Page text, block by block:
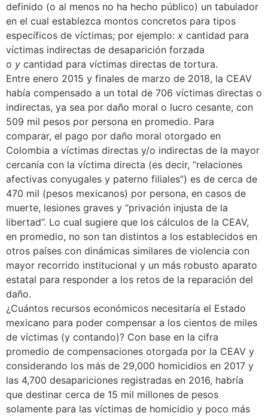
definido (o al menos no ha hecho público) un tabulador
en el cual establezca montos concretos para tipos
específicos de víctimas; por ejemplo: x cantidad para
víctimas indirectas de desaparición forzada
o y cantidad para víctimas directas de tortura.
Entre enero 2015 y finales de marzo de 2018, la CEAV
había compensado a un total de 706 víctimas directas o
indirectas, ya sea por daño moral o lucro cesante, con
509 mil pesos por persona en promedio. Para
comparar, el pago por daño moral otorgado en
Colombia a víctimas directas y/o indirectas de la mayor
cercanía con la víctima directa (es decir, “relaciones
afectivas conyugales y paterno filiales”) es de cerca de
470 mil (pesos mexicanos) por persona, en casos de
muerte, lesiones graves y “privación injusta de la
libertad”. Lo cual sugiere que los cálculos de la CEAV,
en promedio, no son tan distintos a los establecidos en
otros países con dinámicas similares de violencia con
mayor recorrido institucional y un más robusto aparato
estatal para responder a los retos de la reparación del
daño.
¿Cuántos recursos económicos necesitaría el Estado
mexicano para poder compensar a los cientos de miles
de víctimas (y contando)? Con base en la cifra
promedio de compensaciones otorgada por la CEAV y
considerando los más de 29,000 homicidios en 2017 y
las 4,700 desapariciones registradas en 2016, habría
que destinar cerca de 15 mil millones de pesos
solamente para las víctimas de homicidio y poco más